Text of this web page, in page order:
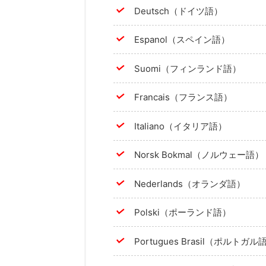
Deutsch（ドイツ語）
Espanol（スペイン語）
Suomi（フィンランド語）
Francais（フランス語）
Italiano（イタリア語）
Norsk Bokmal（ノルウェー語）
Nederlands（オランダ語）
Polski（ポーランド語）
Portugues Brasil（ポルトガル